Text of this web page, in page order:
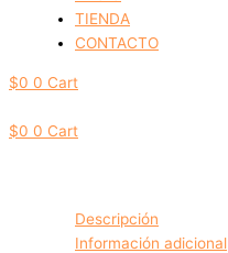
TIENDA
CONTACTO
$0 0 Cart
$0 0 Cart
Descripción
Información adicional